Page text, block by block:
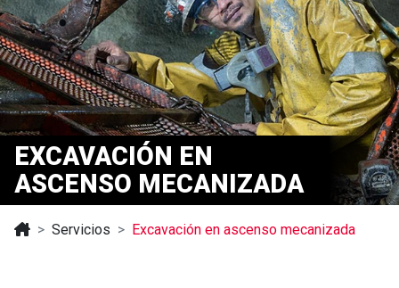
EXCAVACIÓN EN
ASCENSO MECANIZADA
Servicios Excavación en ascenso mecanizada